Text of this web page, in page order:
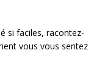
si faciles, racontez-
vous vous sentez